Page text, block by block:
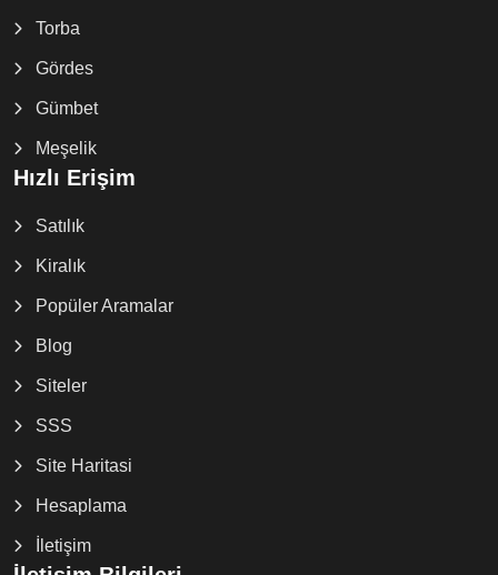
Torba
Gördes
Gümbet
Meşelik
Hızlı Erişim
Satılık
Kiralık
Popüler Aramalar
Blog
Siteler
SSS
Site Haritasi
Hesaplama
İletişim